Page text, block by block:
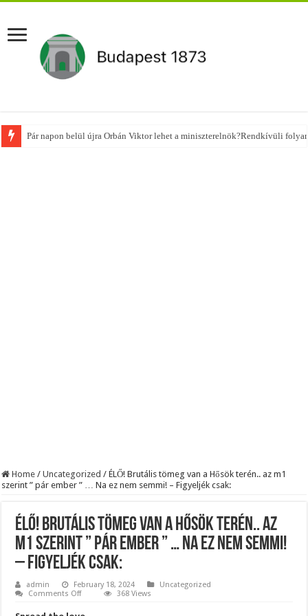
Pár napon belül újra Orbán Viktor lehet a miniszterelnök?Rendkívüli
Home / Uncategorized / ÉLŐ! Brutális tömeg van a Hősök terén.. az m1
szerint ” pár ember ” … Na ez nem semmi! – Figyeljék csak:
ÉLŐ! Brutális tömeg van a Hősök terén.. az
m1 szerint ” pár ember ” … Na ez nem semmi!
– Figyeljék csak:
admin February 18, 2024
Uncategorized
Comments Offon
368 Views